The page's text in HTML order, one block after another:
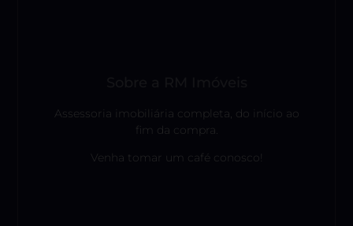
Assessoria imobiliária completa, do início ao
fim da compra.
Venha tomar um café conosco!